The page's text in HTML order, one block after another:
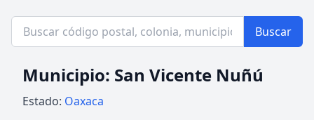
Buscar
Municipio: San Vicente Nuñú
Estado: Oaxaca